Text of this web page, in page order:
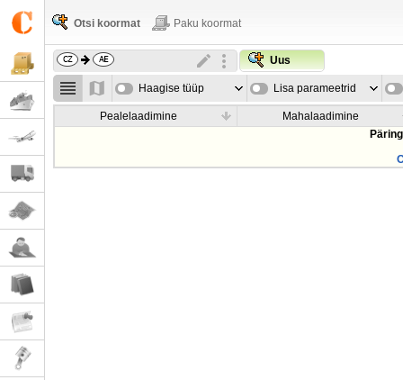
Otsi koormat Paku koormat
Uus
Haagise tüüp Lisa parameetrid
Pealelaadimine
Mahalaadimine